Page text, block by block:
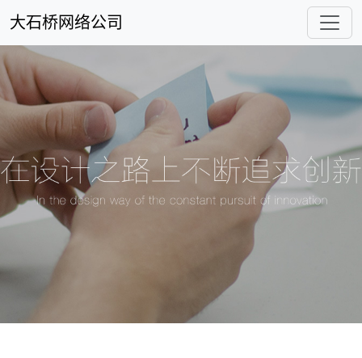
大石桥网络公司